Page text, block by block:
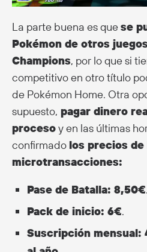
La parte buena es quese
Pokémon de otros
Champions, por lo que si
competitivo en otro título
de Pokémon Home. Otra
supuesto, pagar dinero
procesoy en las últimas
confirmado los precios de
microtransacciones:
Pase de Batalla: 8,50€.
Pack de inicio: 6€.
Suscripción mensual: